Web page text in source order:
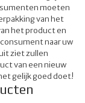
moeten
van het
het product en
naar uw
ziet zullen
van een nieuw
gelijk goed doet!